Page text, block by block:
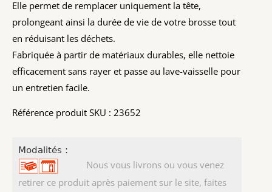
Elle permet de remplacer uniquement la tête,
prolongeant ainsi la durée de vie de votre brosse tout
en réduisant les déchets.
Fabriquée à partir de matériaux durables, elle nettoie
efficacement sans rayer et passe au lave-vaisselle pour
un entretien facile.
Référence produit SKU : 23652
Modalités :
Nous vous livrons ou vous venez
retirer ce produit après paiement sur le site, faites